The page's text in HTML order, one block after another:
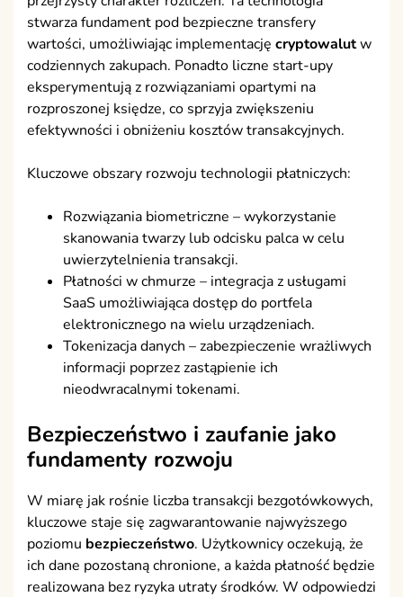
stwarza fundament pod bezpieczne transfery
wartości, umożliwiając implementację cryptowalutw
codziennych zakupach. Ponadto liczne start-upy
eksperymentują z rozwiązaniami opartymi na
rozproszonej księdze, co sprzyja zwiększeniu
efektywności i obniżeniu kosztów transakcyjnych.
Kluczowe obszary rozwoju technologii płatniczych:
Rozwiązania biometriczne – wykorzystanie
skanowania twarzy lub odcisku palca w celu
uwierzytelnienia transakcji.
Płatności w chmurze – integracja z usługami
SaaS umożliwiająca dostęp do portfela
elektronicznego na wielu urządzeniach.
Tokenizacja danych – zabezpieczenie wrażliwych
informacji poprzez zastąpienie ich
nieodwracalnymi tokenami.
Bezpieczeństwo i zaufanie jako
fundamenty rozwoju
W miarę jak rośnie liczba transakcji bezgotówkowych,
kluczowe staje się zagwarantowanie najwyższego
poziomu bezpieczeństwo. Użytkownicy oczekują, że
ich dane pozostaną chronione, a każda płatność będzie
realizowana bez ryzyka utraty środków. W odpowiedzi